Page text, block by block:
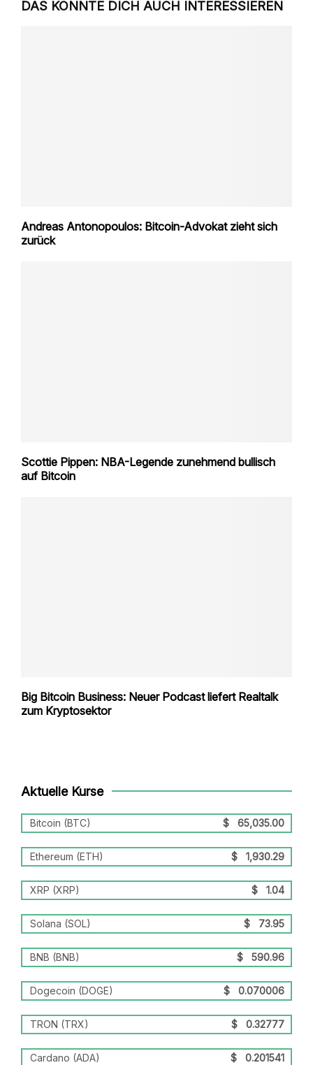
DAS KÖNNTE DICH AUCH INTERESSIEREN
Andreas Antonopoulos: Bitcoin-Advokat zieht sich
zurück
Scottie Pippen: NBA-Legende zunehmend bullisch
auf Bitcoin
Big Bitcoin Business: Neuer Podcast liefert Realtalk
zum Kryptosektor
Aktuelle Kurse
Bitcoin (BTC) $ 65,035.00
Ethereum (ETH) $ 1,930.29
XRP (XRP) $ 1.04
Solana (SOL) $ 73.95
BNB (BNB) $ 590.96
Dogecoin (DOGE) $ 0.070006
TRON (TRX) $ 0.32777
Cardano (ADA) $ 0.201541